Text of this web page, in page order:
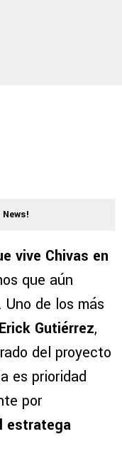
News!
vive Chivas en
que aún
de los más
Erick Gutiérrez,
del proyecto
es prioridad
por
estratega